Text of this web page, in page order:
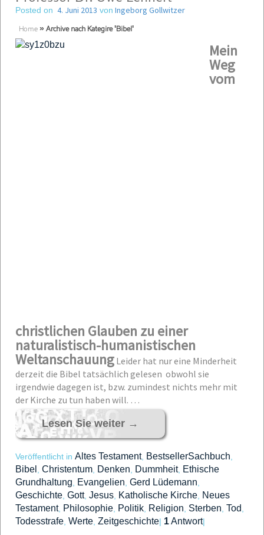
Posted on 4. Juni 2013 von Ingeborg Gollwitzer
Home » Archive nach Kategire 'Bibel'
Mein
Weg
vom
christlichen Glauben zu einer
naturalistisch-humanistischen
Weltanschauung Leider hat nur eine Minderheit
derzeit die Bibel tatsächlich gelesen obwohl sie
irgendwie dagegen ist, bzw. zumindest nichts mehr mit
der Kirche zu tun haben will. …
Lesen Sie weiter →
Veröffentlicht in Altes Testament, BestsellerSachbuch
Bibel Christentum Denken Dummheit, Ethische
Grundhaltung
Evangelien Gerd Lüdemann
Geschichte Gott, Jesus Katholische Kirche Neues
Testament, Philosophie Politik Religion Sterben Tod
Todesstrafe Werte Zeitgeschichte| 1Antwort|